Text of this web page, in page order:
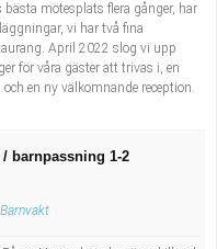
mötesplats flera gånger, har
vi har två fina
April 2022 slog vi upp
för våra gäster att trivas i, en
en ny välkomnande reception.
barnpassning 1-2